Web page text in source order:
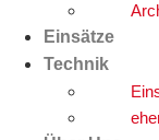
Einsätze
Technik